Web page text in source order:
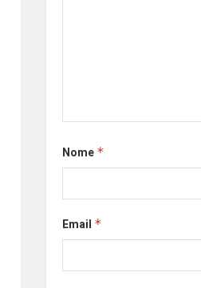
Nome *
Email *